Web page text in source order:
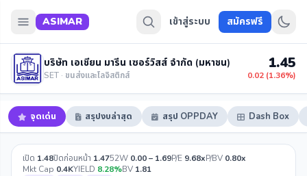
ASIMAR เข้าสู่ระบบ สมัครฟรี
บริษัท เอเชียน มารีน เซอร์วิสส์ จำกัด (มหาชน)
SET · ขนส่งและโลจิสติกส์
1.45
0.02 (1.36%)
จุดเด่น สรุปงบล่าสุด สรุป OPPDAY Dash Box
เปิด 1.48ปิดก่อนหน้า 1.4752W 0.00 – 1.69P/E 9.68xP/BV 0.80x
Mkt Cap 0.4KYIELD 8.28%BV 1.81